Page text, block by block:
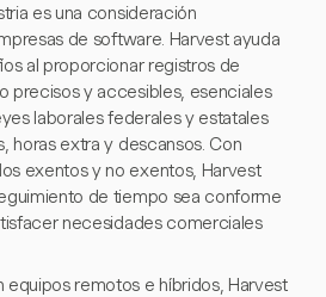
es una consideración
de software. Harvest ayuda
al proporcionar registros de
precisos y accesibles, esenciales
laborales federales y estatales
horas extra y descansos. Con
exentos y no exentos, Harvest
de tiempo sea conforme
necesidades comerciales
equipos remotos e híbridos, Harvest